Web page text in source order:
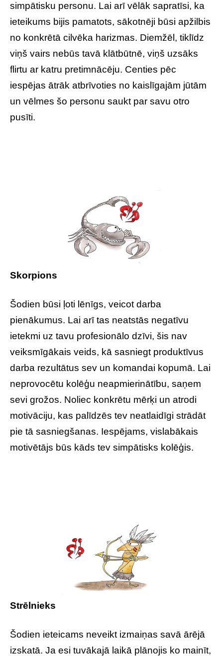
simpātisku personu. Lai arī vēlāk sapratīsi, ka
ieteikums bijis pamatots, sākotnēji būsi apžilbis
no konkrētā cilvēka harizmas. Diemžēl, tiklīdz
viņš vairs nebūs tavā klātbūtnē, viņš uzsāks
flirtu ar katru pretimnācēju. Centies pēc
iespējas ātrāk atbrīvoties no kaislīgajām jūtām
un vēlmes šo personu saukt par savu otro
pusīti.
Skorpions
Šodien būsi ļoti lēnīgs, veicot darba
pienākumus. Lai arī tas neatstās negatīvu
ietekmi uz tavu profesionālo dzīvi, šis nav
veiksmīgākais veids, kā sasniegt produktīvus
darba rezultātus sev un komandai kopumā. Lai
neprovocētu kolēģu neapmierinātību, saņem
sevi grožos. Noliec konkrētu mērķi un atrodi
motivāciju, kas palīdzēs tev neatlaidīgi strādāt
pie tā sasniegšanas. Iespējams, vislabākais
motivētājs būs kāds tev simpātisks kolēģis.
Strēlnieks
Šodien ieteicams neveikt izmaiņas savā ārējā
izskatā. Ja esi tuvākajā laikā plānojis ko mainīt,